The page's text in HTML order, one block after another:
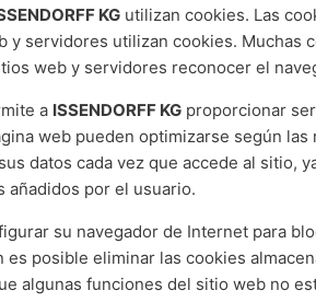
KG utilizan cookies. Las
y servidores utilizan cookies. Muchas
web y servidores reconocer el
a ISSENDORFF KG proporcionar
web pueden optimizarse según
datos cada vez que accede al sitio,
añadidos por el usuario.
su navegador de Internet para
es posible eliminar las cookies
algunas funciones del sitio web no